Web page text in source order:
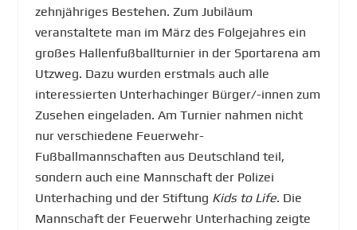
zehnjähriges Bestehen. Zum Jubiläum
veranstaltete man im März des Folgejahres ein
großes Hallenfußballturnier in der Sportarena am
Utzweg. Dazu wurden erstmals auch alle
interessierten Unterhachinger Bürger/-innen zum
Zusehen eingeladen. Am Turnier nahmen nicht
nur verschiedene Feuerwehr-
Fußballmannschaften aus Deutschland teil,
sondern auch eine Mannschaft der Polizei
Unterhaching und der Stiftung Kids to Life. Die
Mannschaft der Feuerwehr Unterhaching zeigte